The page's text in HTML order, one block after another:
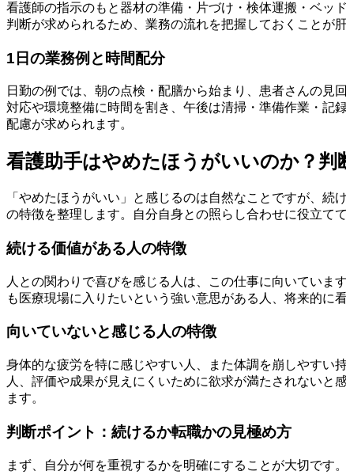
看護師の指示のもと器材の準備・片づけ・検体運搬・ベッ
判断が求められるため、業務の流れを把握しておくことが
1日の業務例と時間配分
日勤の例では、朝の点検・配膳から始まり、患者さんの
対応や環境整備に時間を割き、午後は清掃・準備作業・記
配慮が求められます。
看護助手はやめたほうがいいのか？
「やめたほうがいい」と感じるのは自然なことですが、
の特徴を整理します。自分自身との照らし合わせに役立て
続ける価値がある人の特徴
人との関わりで喜びを感じる人は、この仕事に向いてい
も医療現場に入りたいという強い意思がある人、将来的に
向いていないと感じる人の特徴
身体的な疲労を特に感じやすい人、また体調を崩しやすい
人、評価や成果が見えにくいために欲求が満たされないと
ます。
判断ポイント：続けるか転職かの見極め方
まず、自分が何を重視するかを明確にすることが大切で